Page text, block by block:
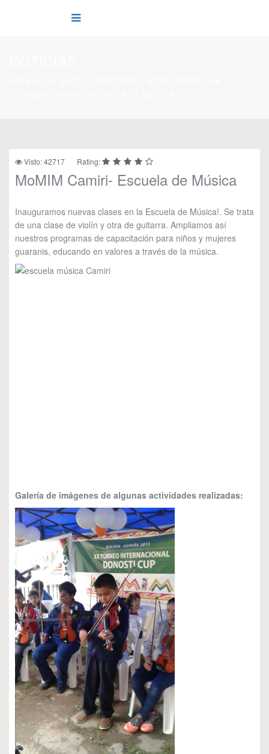
Visto: 42717 Rating:
MoMIM Camiri- Escuela de Música
Inauguramos nuevas clases en la Escuela de Música!. Se trata
de una clase de violín y otra de guitarra. Ampliamos así
nuestros programas de capacitación para niños y mujeres
guaranis, educando en valores a través de la música.
Galería de imágenes de algunas actividades realizadas: